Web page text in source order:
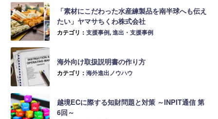
「素材にこだわった水産練製品を南半球へも伝え
たい」ヤマサちくわ株式会社
カテゴリ：支援事例,進出・支援事例
海外向け取扱説明書の作り方
カテゴリ：海外進出ノウハウ
越境ECに際する知財問題と対策 ～INPIT通信 第
6回～